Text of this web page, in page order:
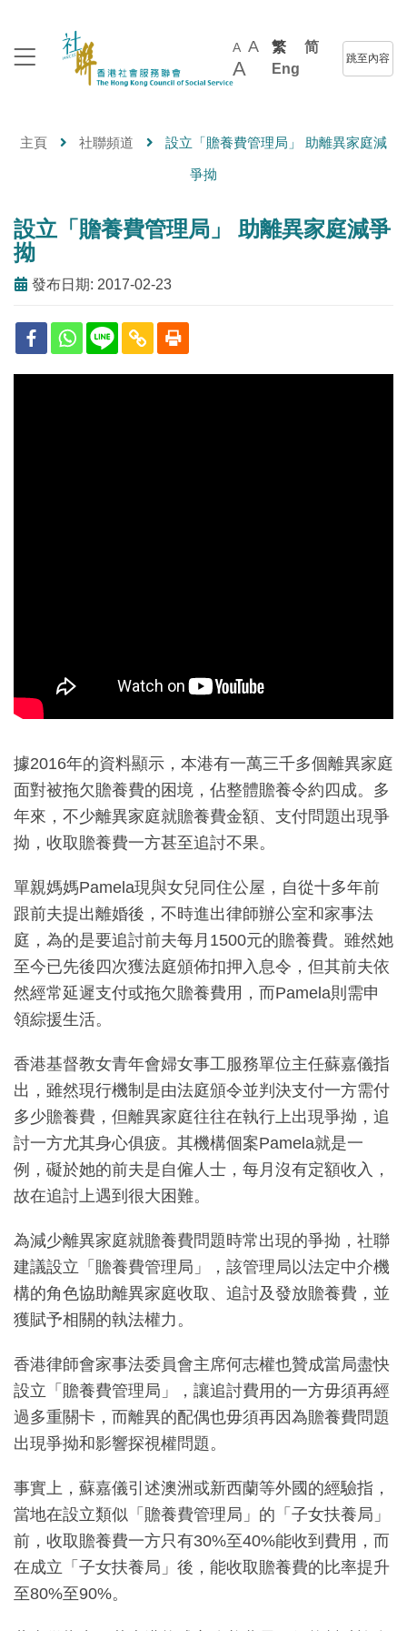
A A
A
繁
简
Eng
跳至內容
主頁 社聯頻道 設立「贍養費管理局」 助離異家庭減
爭拗
設立「贍養費管理局」 助離異家庭減爭
拗
發布日期: 2017-02-23
據2016年的資料顯示，本港有一萬三千多個離異家庭
面對被拖欠贍養費的困境，佔整體贍養令約四成。多
年來，不少離異家庭就贍養費金額、支付問題出現爭
拗，收取贍養費一方甚至追討不果。
單親媽媽Pamela現與女兒同住公屋，自從十多年前
跟前夫提出離婚後，不時進出律師辦公室和家事法
庭，為的是要追討前夫每月1500元的贍養費。雖然她
至今已先後四次獲法庭頒佈扣押入息令，但其前夫依
然經常延遲支付或拖欠贍養費用，而Pamela則需申
領綜援生活。
香港基督教女青年會婦女事工服務單位主任蘇嘉儀指
出，雖然現行機制是由法庭頒令並判決支付一方需付
多少贍養費，但離異家庭往往在執行上出現爭拗，追
討一方尤其身心俱疲。其機構個案Pamela就是一
例，礙於她的前夫是自僱人士，每月沒有定額收入，
故在追討上遇到很大困難。
為減少離異家庭就贍養費問題時常出現的爭拗，社聯
建議設立「贍養費管理局」，該管理局以法定中介機
構的角色協助離異家庭收取、追討及發放贍養費，並
獲賦予相關的執法權力。
香港律師會家事法委員會主席何志權也贊成當局盡快
設立「贍養費管理局」，讓追討費用的一方毋須再經
過多重關卡，而離異的配偶也毋須再因為贍養費問題
出現爭拗和影響探視權問題。
事實上，蘇嘉儀引述澳洲或新西蘭等外國的經驗指，
當地在設立類似「贍養費管理局」的「子女扶養局」
前，收取贍養費一方只有30%至40%能收到費用，而
在成立「子女扶養局」後，能收取贍養費的比率提升
至80%至90%。